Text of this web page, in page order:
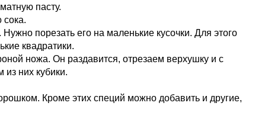
пасту.
сока.
порезать его на маленькие кусочки. Для этого
квадратики.
ножа. Он раздавится, отрезаем верхушку и с
из них кубики.
Кроме этих специй можно добавить и другие,